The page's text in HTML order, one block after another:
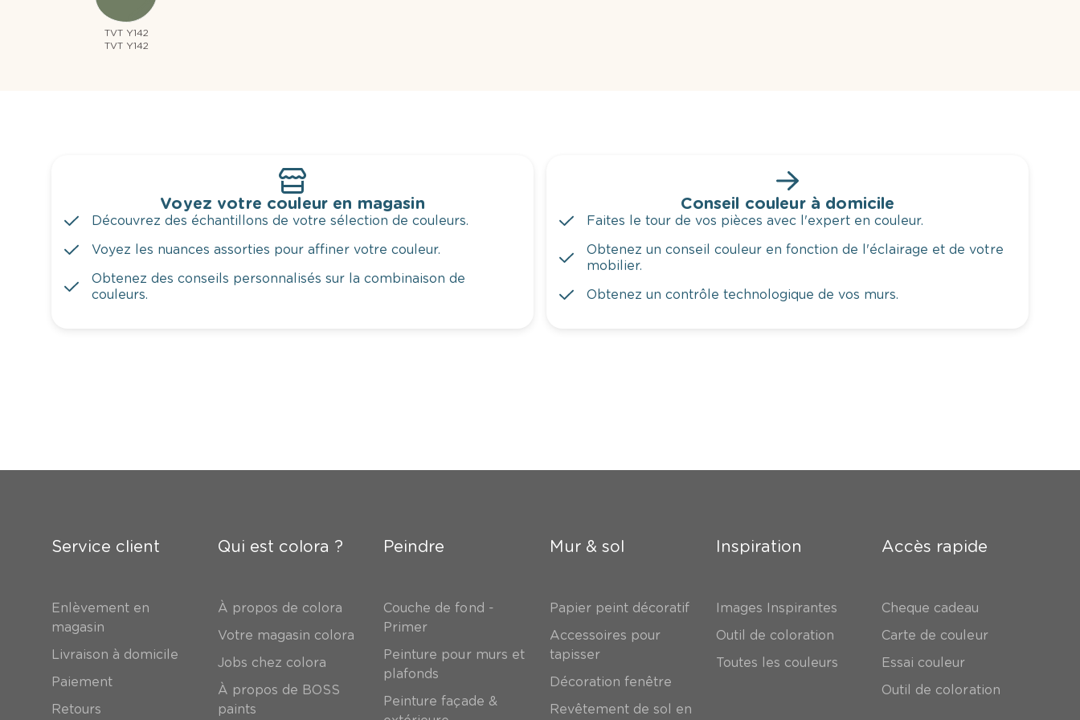
TVT Y142
TVT Y142
Voyez votre couleur en magasin
Découvrez des échantillons de votre sélection de couleurs.
Voyez les nuances assorties pour affiner votre couleur.
Obtenez des conseils personnalisés sur la combinaison de
couleurs.
Conseil couleur à domicile
Faites le tour de vos pièces avec l'expert en couleur.
Obtenez un conseil couleur en fonction de l'éclairage et de votre
mobilier.
Obtenez un contrôle technologique de vos murs.
Service client
Enlèvement en
magasin
Livraison à domicile
Paiement
Retours
Qui est colora ?
À propos de colora
Votre magasin colora
Jobs chez colora
À propos de BOSS
paints
Peindre
Couche de fond -
Primer
Peinture pour murs et
plafonds
Peinture façade &
Mur & sol
Papier peint décoratif
Accessoires pour
tapisser
Décoration fenêtre
Revêtement de sol en
Inspiration
Images Inspirantes
Outil de coloration
Toutes les couleurs
Accès rapide
Cheque cadeau
Carte de couleur
Essai couleur
Outil de coloration